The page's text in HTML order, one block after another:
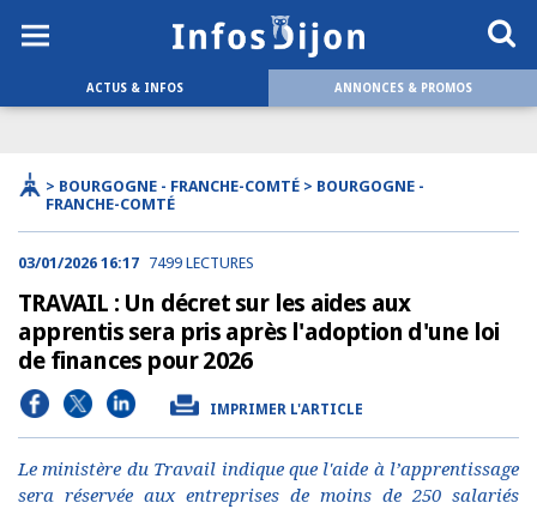
ACTUS & INFOS ANNONCES & PROMOS
> BOURGOGNE - FRANCHE-COMTÉ > BOURGOGNE -
FRANCHE-COMTÉ
03/01/2026 16:17 7499 LECTURES
TRAVAIL : Un décret sur les aides aux
apprentis sera pris après l'adoption d'une loi
de finances pour 2026
IMPRIMER L'ARTICLE
Le ministère du Travail indique que l'aide à l’apprentissage
sera réservée aux entreprises de moins de 250 salariés